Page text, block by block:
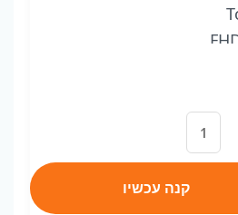
Aux IN/
כמות
של
23.8''
קנה עכשיו